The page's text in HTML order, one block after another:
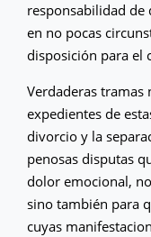
responsabilidad de
en no pocas
disposición para el
Verdaderas tramas
expedientes de
divorcio y la
penosas disputas
dolor emocional,
sino también para
cuyas